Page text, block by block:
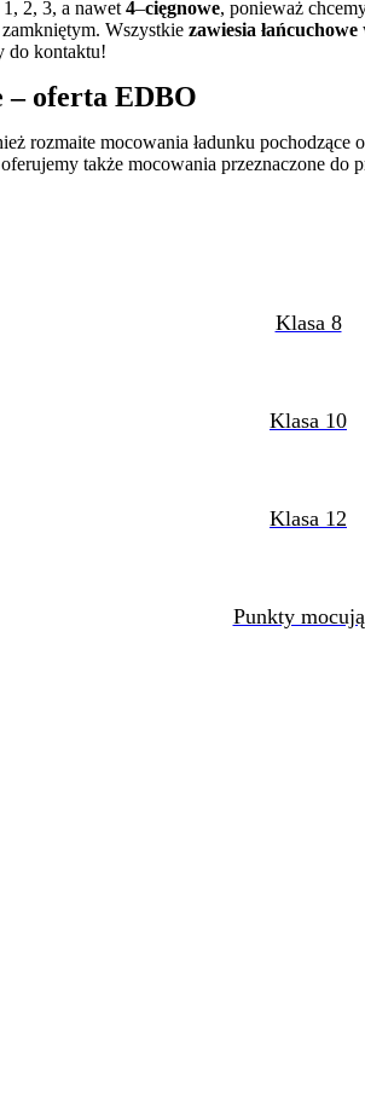
1, 2, 3, a nawet 4–cięgnowe, ponieważ
Wszystkie zawiesia łańcuchowe
do kontaktu!
– oferta EDBO
rozmaite mocowania ładunku
także mocowania przeznaczone do
Klasa 8
Klasa 10
Klasa 12
Punkty